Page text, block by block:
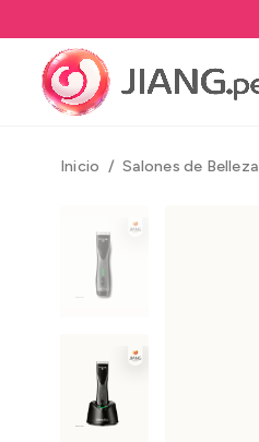
Inicio Salones de Belleza